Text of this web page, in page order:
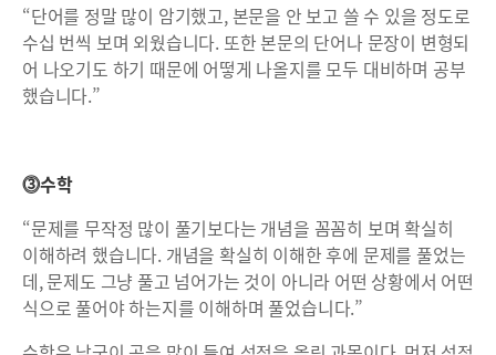
“단어를 정말 많이 암기했고, 본문을 안 보고 쓸 수 있을 정도로
수십 번씩 보며 외웠습니다. 또한 본문의 단어나 문장이 변형되
어 나오기도 하기 때문에 어떻게 나올지를 모두 대비하며 공부
했습니다.”
⓷수학
“문제를 무작정 많이 풀기보다는 개념을 꼼꼼히 보며 확실히
이해하려 했습니다. 개념을 확실히 이해한 후에 문제를 풀었는
데, 문제도 그냥 풀고 넘어가는 것이 아니라 어떤 상황에서 어떤
식으로 풀어야 하는지를 이해하며 풀었습니다.”